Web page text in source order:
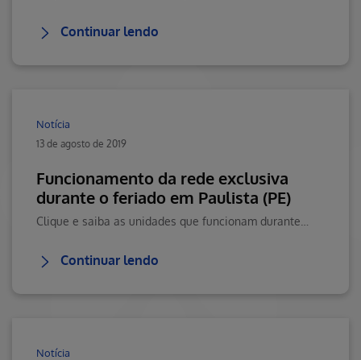
Continuar lendo
Notícia
13 de agosto de 2019
Funcionamento da rede exclusiva
durante o feriado em Paulista (PE)
Continuar lendo
Notícia